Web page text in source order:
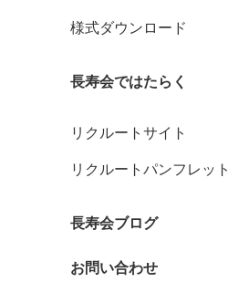
様式ダウンロード
長寿会ではたらく
リクルートサイト
リクルートパンフレット
長寿会ブログ
お問い合わせ